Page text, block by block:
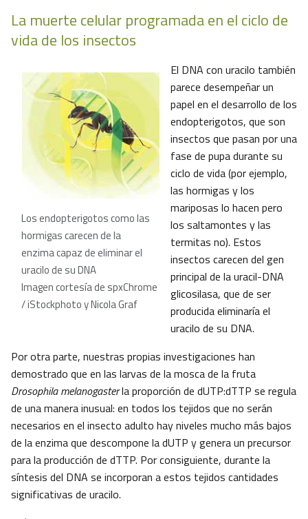
La muerte celular programada en el ciclo de
vida de los insectos
Los endopterigotos como las
hormigas carecen de la
enzima capaz de eliminar el
uracilo de su DNA
Imagen cortesía de spxChrome
/ iStockphoto y Nicola Graf
El DNA con uracilo también
parece desempeñar un
papel en el desarrollo de los
endopterigotos, que son
insectos que pasan por una
fase de pupa durante su
ciclo de vida (por ejemplo,
las hormigas y los
mariposas lo hacen pero
los saltamontes y las
termitas no). Estos
insectos carecen del gen
principal de la uracil-DNA
glicosilasa, que de ser
producida eliminaría el
uracilo de su DNA.
Por otra parte, nuestras propias investigaciones han
demostrado que en las larvas de la mosca de la fruta
Drosophila melanogasterla proporción de dUTP:dTTP se regula
de una manera inusual: en todos los tejidos que no serán
necesarios en el insecto adulto hay niveles mucho más bajos
de la enzima que descompone la dUTP y genera un precursor
para la producción de dTTP. Por consiguiente, durante la
síntesis del DNA se incorporan a estos tejidos cantidades
significativas de uracilo.